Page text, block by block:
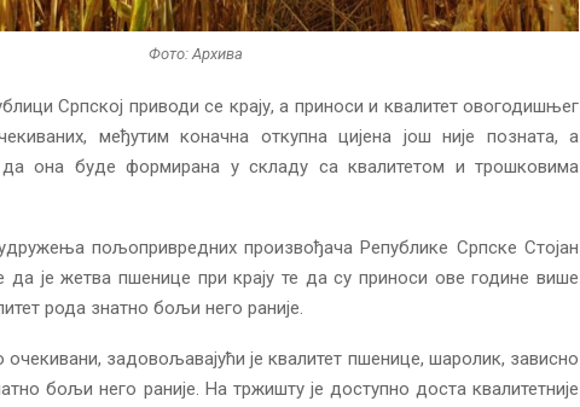
Фото: Архива
Српској приводи се крају, а приноси и квалитет овогодишњег
међутим коначна откупна цијена још није позната, а
да она буде формирана у складу са квалитетом и трошковима
пољопривредних произвођача Републике Српске Стојан
да је жетва пшенице при крају те да су приноси ове године више
рода знатно бољи него раније.
задовољавајући је квалитет пшенице, шаролик, зависно
бољи него раније. На тржишту је доступно доста квалитетније